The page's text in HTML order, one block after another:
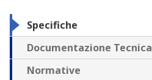
Specifiche
Documentazione Tecnica
Normative